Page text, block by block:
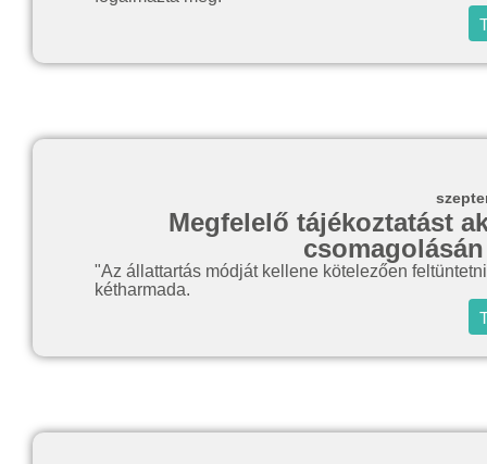
Megfelelő tájékoztatást
"Az állattartás módját kellene kötelezően
kétharmada.